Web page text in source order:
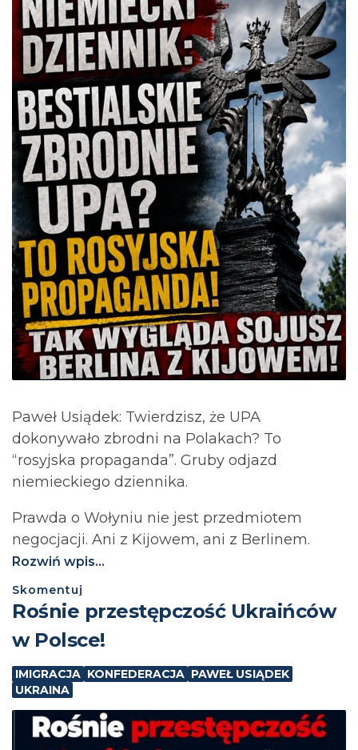
Paweł Usiądek: Twierdzisz, że UPA
dokonywało zbrodni na Polakach? To
“rosyjska propaganda”. Gruby odjazd
niemieckiego dziennika.
Prawda o Wołyniu nie jest przedmiotem
negocjacji. Ani z Kijowem, ani z Berlinem.⁩
Rozwiń wpis...
Skomentuj
Rośnie przestępczość Ukraińców
w Polsce!
IMIGRACJA KONFEDERACJA PAWEŁ USIĄDEK
UKRAINA